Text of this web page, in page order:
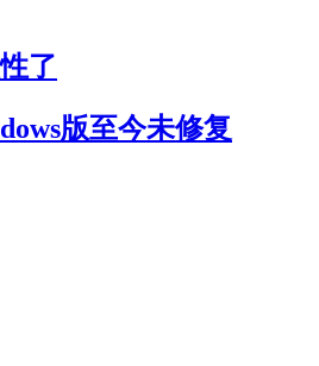
了
版至今未修复